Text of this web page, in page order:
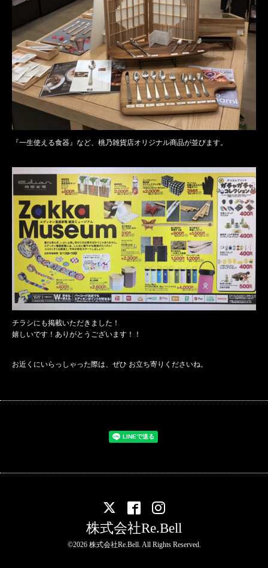
『一生使える食器』など、桃乃雑貨店オリジナル商品が並びます。
チラシにも掲載いただきました！
嬉しいです！ありがとうございます！！
お近くにいらっしゃった際は、ぜひ お立ち寄りくださいね。
株式会社Re.Bell
©2026 株式会社Re.Bell. All Rights Reserved.